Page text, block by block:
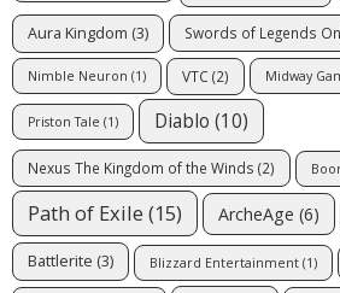
Aura Kingdom (3) Swords of Legends
Nimble Neuron (1) VTC(2) Midway
Priston Tale (1) Diablo (10)
Nexus The Kingdom of the Winds (2)
Path of Exile (15) ArcheAge (6)
Battlerite (3) Blizzard Entertainment (1)